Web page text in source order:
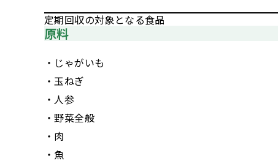
定期回収の対象となる食品
原料
・じゃがいも
・玉ねぎ
・人参
・野菜全般
・肉
・魚